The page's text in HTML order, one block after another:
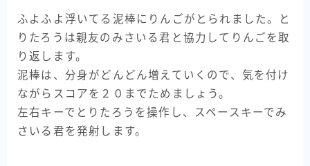
ふよふよ浮いてる泥棒にりんごがとられました。と
りたろうは親友のみさいる君と協力してりんごを取
り返します。
泥棒は、分身がどんどん増えていくので、気を付け
ながらスコアを２０までためましょう。
左右キーでとりたろうを操作し、スペースキーでみ
さいる君を発射します。